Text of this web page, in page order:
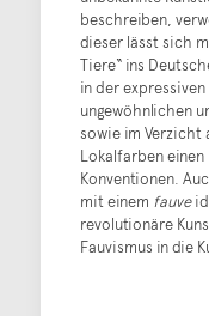
beschreiben,
dieser lässt sich
Tiere“ ins
in der
ungewöhnlichen
sowie im Verzicht
Lokalfarben
Konventionen.
mit einem fauve
revolutionäre
Fauvismus in die